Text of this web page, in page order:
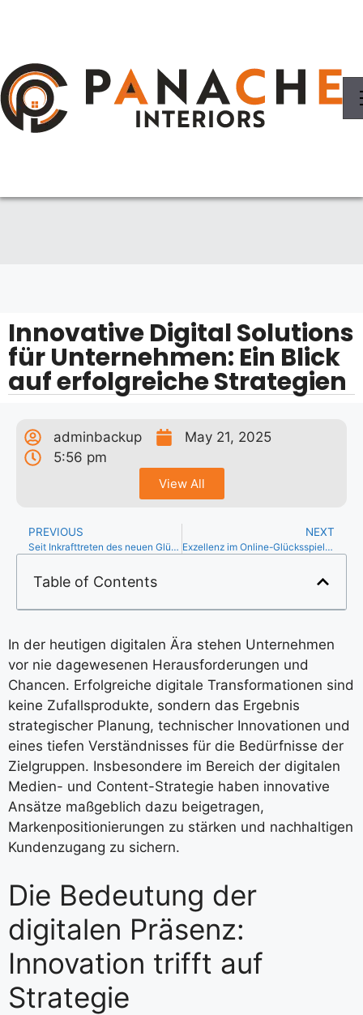
Innovative Digital Solutions
für Unternehmen: Ein Blick
auf erfolgreiche Strategien
adminbackup
May 21, 2025
5:56 pm
View All
PREVIOUS
Seit Inkrafttreten des neuen Glücksspielstaatsvertrags (GlüStV) im Juli 2021 ist das Online-Glückssp
NEXT
Exzellenz im Online-Glücksspiel: Das Wachstumssegment VIP Programme
Table of Contents
In der heutigen digitalen Ära stehen Unternehmen
vor nie dagewesenen Herausforderungen und
Chancen. Erfolgreiche digitale Transformationen sind
keine Zufallsprodukte, sondern das Ergebnis
strategischer Planung, technischer Innovationen und
eines tiefen Verständnisses für die Bedürfnisse der
Zielgruppen. Insbesondere im Bereich der digitalen
Medien- und Content-Strategie haben innovative
Ansätze maßgeblich dazu beigetragen,
Markenpositionierungen zu stärken und nachhaltigen
Kundenzugang zu sichern.
Die Bedeutung der
digitalen Präsenz:
Innovation trifft auf
Strategie